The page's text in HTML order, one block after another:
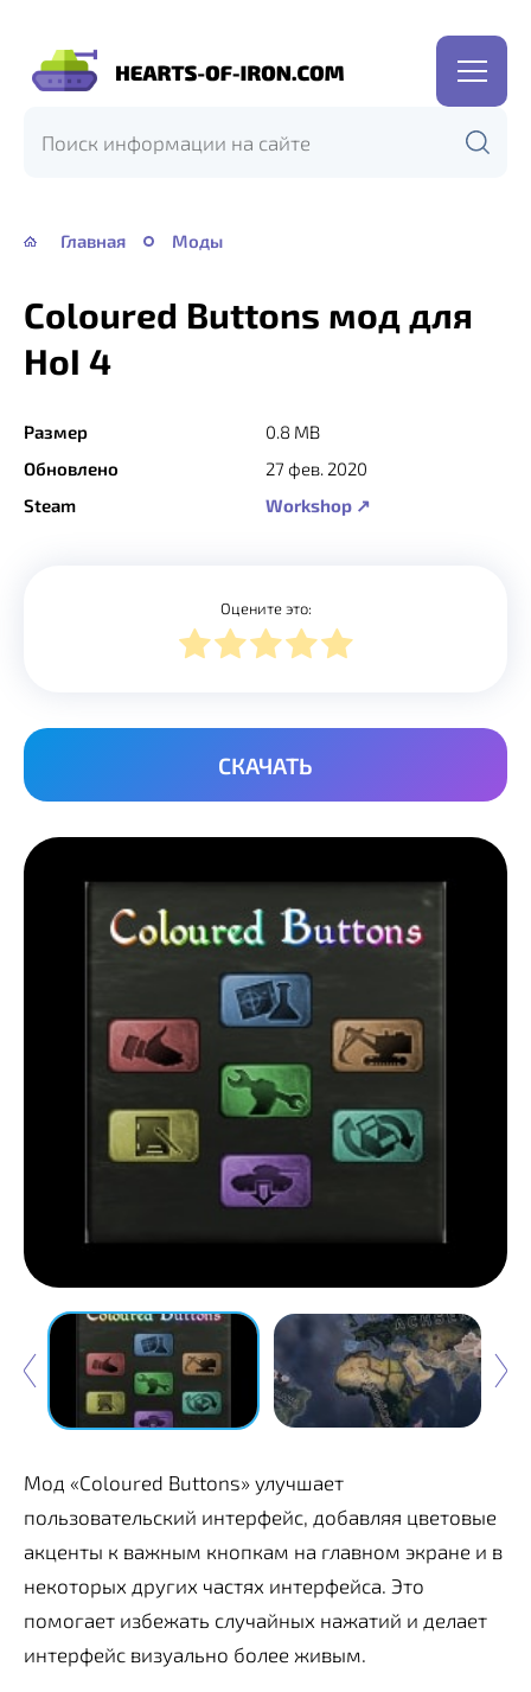
Hearts
Iron
Главная Моды
Coloured Buttons мод для
HoI 4
Размер
0.8 MB
Обновлено
27 фев. 2020
Steam
Workshop ↗
Оцените это:
СКАЧАТЬ
Мод «Coloured Buttons» улучшает
пользовательский интерфейс, добавляя цветовые
акценты к важным кнопкам на главном экране и в
некоторых других частях интерфейса. Это
помогает избежать случайных нажатий и делает
интерфейс визуально более живым.